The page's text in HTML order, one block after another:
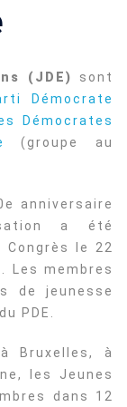
(JDE)
sont
Démocrate
Démocrates
(groupe au
anniversaire
a été
le 22
Les membres
de jeunesse
PDE.
Bruxelles, à
les Jeunes
dans 12